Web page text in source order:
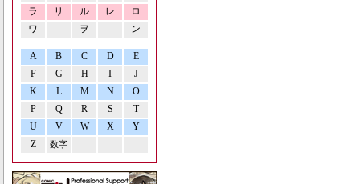
ラ
リ ル レ
ロ
ワ
ヲ ン
A B C D
E
F
G H I
J
K
L M N
O
P
Q R S
T
U
V W X
Y
Z
数字